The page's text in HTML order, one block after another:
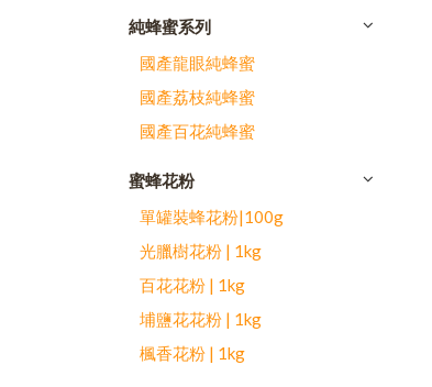
純蜂蜜系列
國產龍眼純蜂蜜
國產荔枝純蜂蜜
國產百花純蜂蜜
蜜蜂花粉
單罐裝蜂花粉|100g
光臘樹花粉 | 1kg
百花花粉 | 1kg
埔鹽花花粉 | 1kg
楓香花粉 | 1kg